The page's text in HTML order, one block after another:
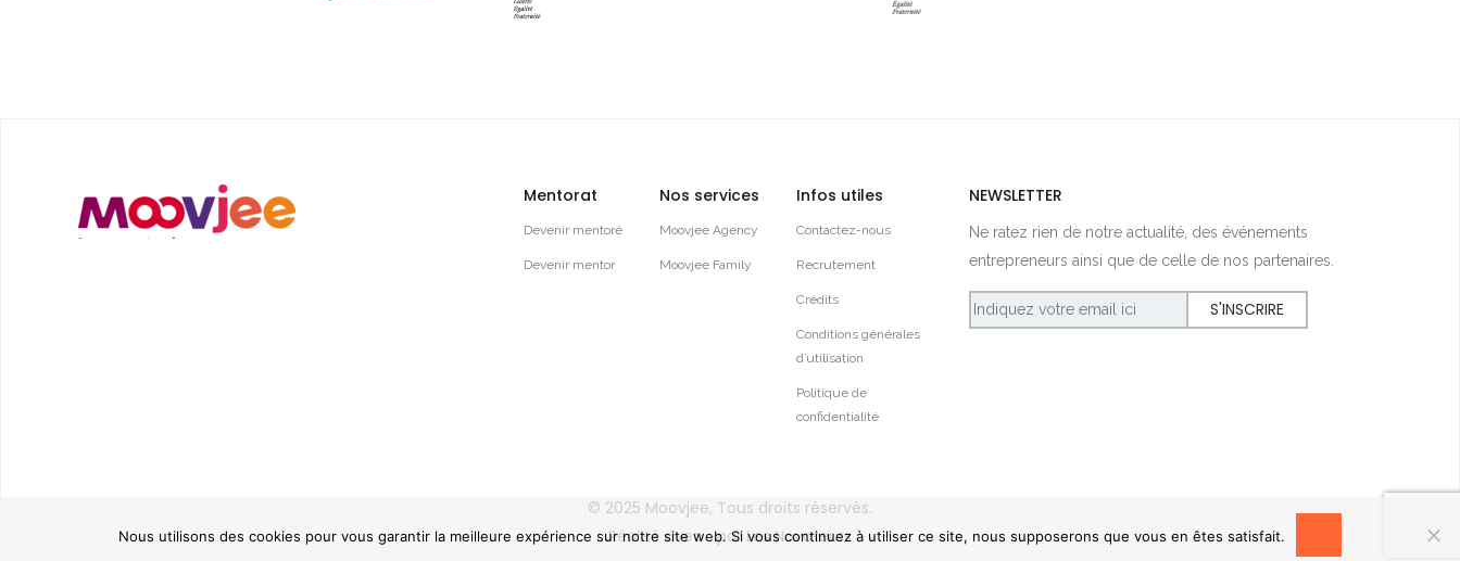
Mentorat
Devenir mentoré
Devenir mentor
Nos services
Moovjee Agency
Moovjee Family
Infos utiles
Contactez-nous
Recrutement
Crédits
Conditions générales
d’utilisation
Politique de
confidentialité
NEWSLETTER
Ne ratez rien de notre actualité, des événements
entrepreneurs ainsi que de celle de nos partenaires.
© 2025 Moovjee, Tous droits réservés.
Réalisé avec par Les Novateurs
Nous utilisons des cookies pour vous garantir la meilleure expérience sur notre site web. Si vous continuez à utiliser ce site, nous supposerons que vous en êtes satisfait.